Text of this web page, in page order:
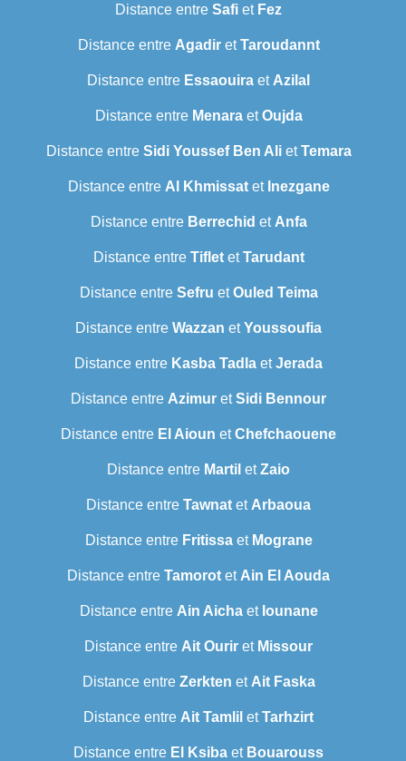
Distance entre Safi et Fez
Distance entre AgadiretTaroudannt
Distance entre Essaouira et Azilal
Distance entre MenaraetOujda
Distance entre Sidi Youssef Ben AlietTemara
Distance entre Al Khmissatet Inezgane
Distance entre Berrechid et Anfa
Distance entre TifletetTarudant
Distance entre Sefru etOuled Teima
Distance entre Wazzan etYoussoufia
Distance entre Kasba Tadla etJerada
Distance entre Azimur etSidi Bennour
Distance entre El Aioun etChefchaouene
Distance entre Martil etZaio
Distance entre Tawnat et Arbaoua
Distance entre Fritissaet Mograne
Distance entre Tamorot et Ain El Aouda
Distance entre Ain Aichaet Iounane
Distance entre Ait Ourir et Missour
Distance entre Zerkten et Ait Faska
Distance entre Ait Tamlil etTarhzirt
Distance entre El Ksiba et Bouarouss